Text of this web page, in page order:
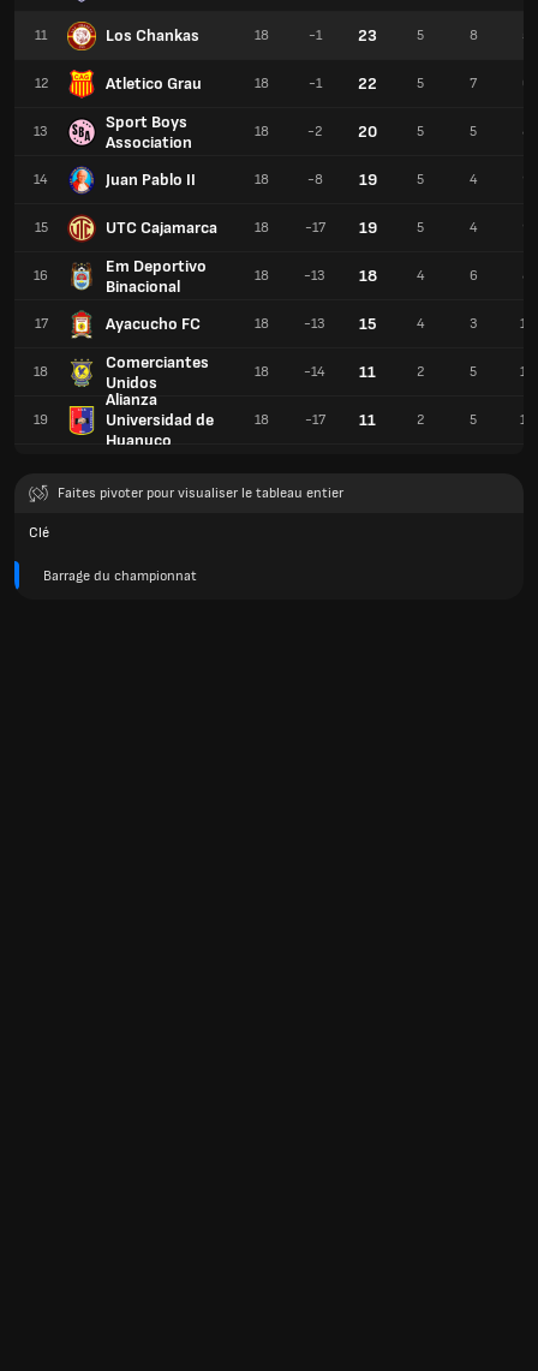
11 Los Chankas
12 Atletico Grau
13
Sport Boys
Association
14 Juan Pablo II
15 UTC Cajamarca
16
Em Deportivo
Binacional
17 Ayacucho FC
18
Comerciantes
Unidos
19
Alianza
Universidad de
Huanuco
18 -1 23 5 8 5
18 -1 22 5 7 6
18 -2 20 5 5 8
18 -8 19 5 4 9
18 -17 19 5 4 9
18 -13 18 4 6 8
18 -13 15 4 3 11
18 -14 11 2 5 11
18 -17 11 2 5 11
Faites pivoter pour visualiser le tableau entier
Clé
Barrage du championnat